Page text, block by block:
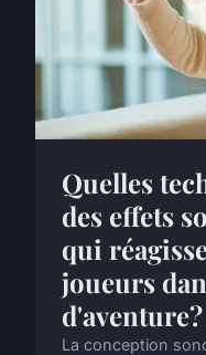
Quelles
des effets
qui
joueurs
d'aventure?
La conception